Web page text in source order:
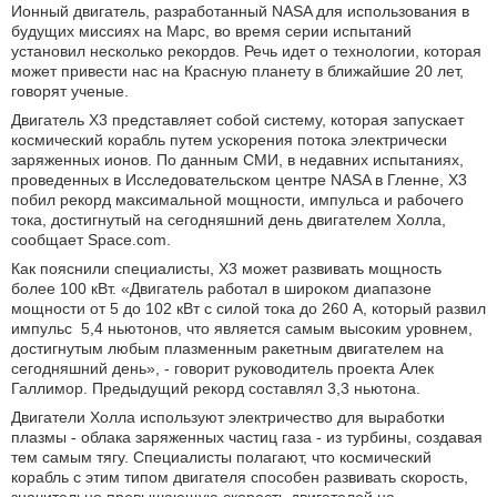
БЛОГ
Ионный двигатель, разработанный NASA для использования в
будущих миссиях на Марс, во время серии испытаний
установил несколько рекордов. Речь идет о технологии, которая
может привести нас на Красную планету в ближайшие 20 лет,
говорят ученые.
Двигатель X3 представляет собой систему, которая запускает
космический корабль путем ускорения потока электрически
заряженных ионов. По данным СМИ, в недавних испытаниях,
проведенных в Исследовательском центре NASA в Гленне, X3
побил рекорд максимальной мощности, импульса и рабочего
тока, достигнутый на сегодняшний день двигателем Холла,
сообщает Space.com.
Как пояснили специалисты, X3 может развивать мощность
более 100 кВт. «Двигатель работал в широком диапазоне
мощности от 5 до 102 кВт с силой тока до 260 А, который развил
импульс 5,4 ньютонов, что является самым высоким уровнем,
достигнутым любым плазменным ракетным двигателем на
сегодняшний день», - говорит руководитель проекта Алек
Галлимор. Предыдущий рекорд составлял 3,3 ньютона.
Двигатели Холла используют электричество для выработки
плазмы - облака заряженных частиц газа - из турбины, создавая
тем самым тягу. Специалисты полагают, что космический
корабль с этим типом двигателя способен развивать скорость,